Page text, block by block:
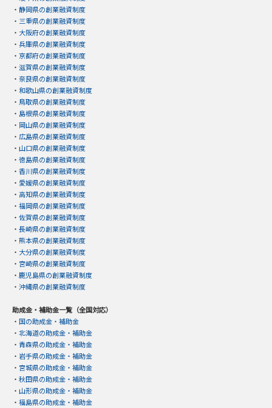
・ 静岡県の創業融資制度
・ 三重県の創業融資制度
・ 大阪府の創業融資制度
・ 兵庫県の創業融資制度
・ 京都府の創業融資制度
・ 滋賀県の創業融資制度
・ 奈良県の創業融資制度
・ 和歌山県の創業融資制度
・ 鳥取県の創業融資制度
・ 島根県の創業融資制度
・ 岡山県の創業融資制度
・ 広島県の創業融資制度
・ 山口県の創業融資制度
・ 徳島県の創業融資制度
・ 香川県の創業融資制度
・ 愛媛県の創業融資制度
・ 高知県の創業融資制度
・ 福岡県の創業融資制度
・ 佐賀県の創業融資制度
・ 長崎県の創業融資制度
・ 熊本県の創業融資制度
・ 大分県の創業融資制度
・ 宮崎県の創業融資制度
・ 鹿児島県の創業融資制度
・ 沖縄県の創業融資制度
助成金・補助金一覧（全国対応）
・ 国の助成金・補助金
・ 北海道の助成金・補助金
・ 青森県の助成金・補助金
・ 岩手県の助成金・補助金
・ 宮城県の助成金・補助金
・ 秋田県の助成金・補助金
・ 山形県の助成金・補助金
・ 福島県の助成金・補助金